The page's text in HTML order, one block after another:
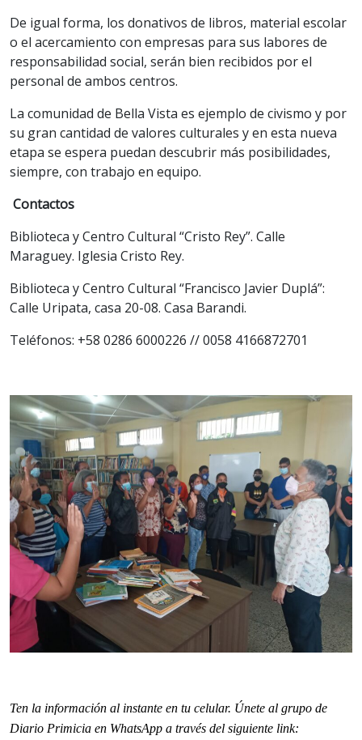
De igual forma, los donativos de libros, material escolar
o el acercamiento con empresas para sus labores de
responsabilidad social, serán bien recibidos por el
personal de ambos centros.
La comunidad de Bella Vista es ejemplo de civismo y por
su gran cantidad de valores culturales y en esta nueva
etapa se espera puedan descubrir más posibilidades,
siempre, con trabajo en equipo.
Contactos
Biblioteca y Centro Cultural “Cristo Rey”. Calle
Maraguey. Iglesia Cristo Rey.
Biblioteca y Centro Cultural “Francisco Javier Duplá”:
Calle Uripata, casa 20-08. Casa Barandi.
Teléfonos: +58 0286 6000226 // 0058 4166872701
Ten la información al instante en tu celular. Únete al grupo de
Diario Primicia en WhatsApp a través del siguiente link: